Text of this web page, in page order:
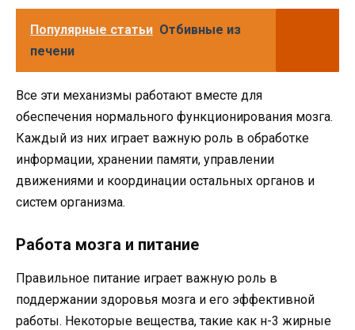
Популярные статьи Отбивные из
печени
Все эти механизмы работают вместе для
обеспечения нормального функционирования мозга.
Каждый из них играет важную роль в обработке
информации, хранении памяти, управлении
движениями и координации остальных органов и
систем организма.
Работа мозга и питание
Правильное питание играет важную роль в
поддержании здоровья мозга и его эффективной
работы. Некоторые вещества, такие как н-3 жирные